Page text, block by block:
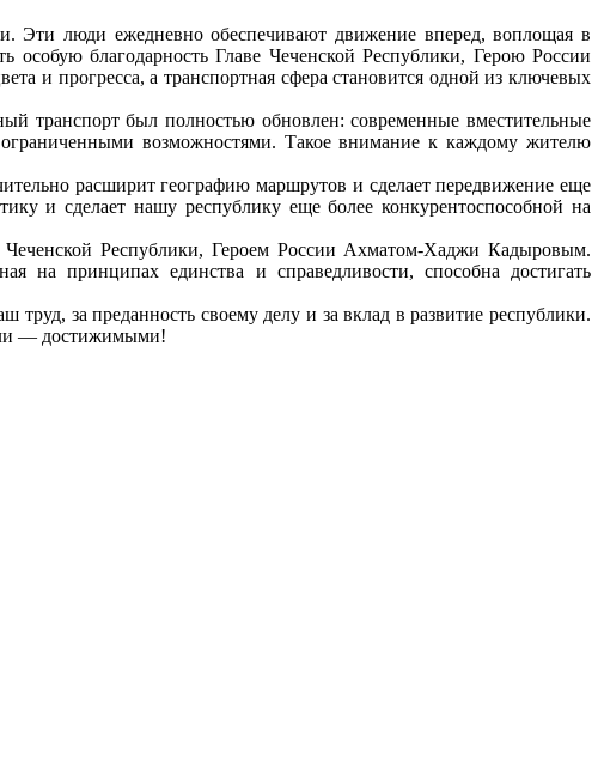
Эти люди ежедневно обеспечивают движение вперед, воплощая в
благодарность Главе Чеченской Республики, Герою России
и прогресса, а транспортная сфера становится одной из ключевых
транспорт был полностью обновлен: современные вместительные
возможностями. Такое внимание к каждому жителю
расширит географию маршрутов и сделает передвижение еще
и сделает нашу республику еще более конкурентоспособной на
Республики, Героем России Ахматом-Хаджи Кадыровым.
на принципах единства и справедливости, способна достигать
за преданность своему делу и за вклад в развитие республики.
— достижимыми!